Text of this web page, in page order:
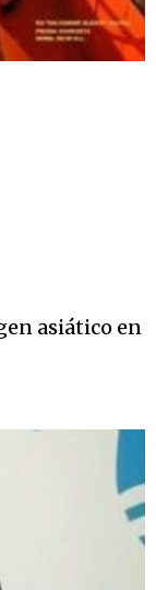
asiático en